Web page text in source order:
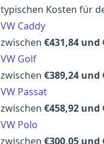
typischen Kosten für
VW Caddy
zwischen €431,84 und
VW Golf
zwischen €389,24 und
VW Passat
zwischen €458,92 und
VW Polo
zwischen €300,05 und